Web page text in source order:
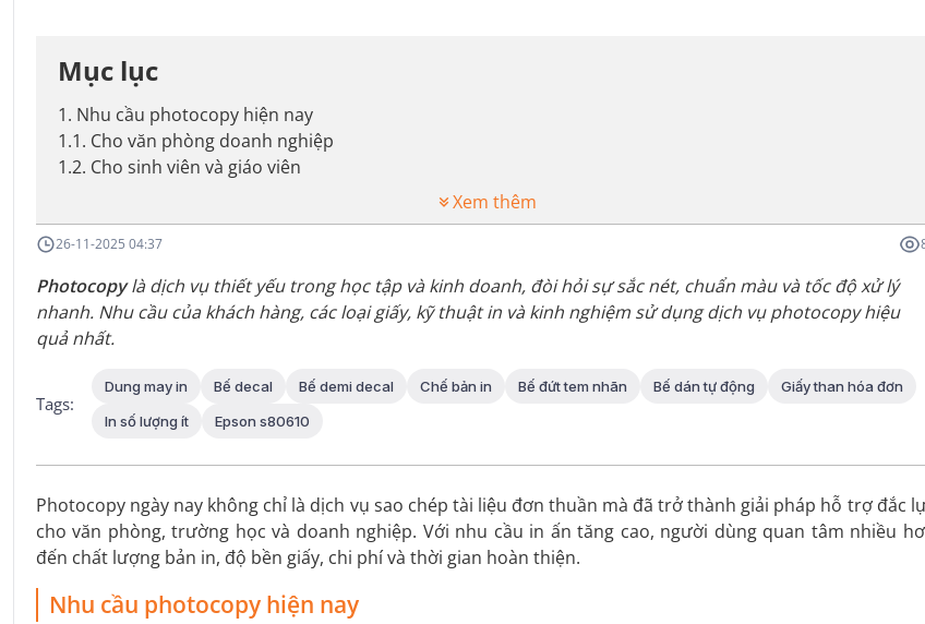
Mục lục
1. Nhu cầu photocopy hiện nay
1.1. Cho văn phòng doanh nghiệp
1.2. Cho sinh viên và giáo viên
Xem thêm
26-11-2025 04:37
Photocopylà dịch vụ thiết yếu trong học tập và kinh doanh, đòi hỏi sự sắc nét, chuẩn màu và tốc độ xử lý
nhanh. Nhu cầu của khách hàng, các loại giấy, kỹ thuật in và kinh nghiệm sử dụng dịch vụ photocopy hiệu
quả nhất.
Tags:
Dung may in Bế decal Bế demi decal Chế bản in Bế đứt tem nhãn Bế dán tự động
Giấy than hóa đơn
In số lượng ít
Epson s80610
Photocopy ngày nay không chỉ là dịch vụ sao chép tài liệu đơn thuần mà đã trở thành giải pháp hỗ trợ đắc
cho văn phòng, trường học và doanh nghiệp. Với nhu cầu in ấn tăng cao, người dùng quan tâm nhiều
đến chất lượng bản in, độ bền giấy, chi phí và thời gian hoàn thiện.
Nhu cầu photocopy hiện nay